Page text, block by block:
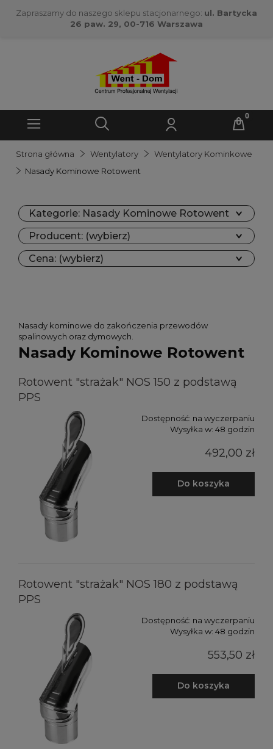
Zapraszamy do naszego sklepu stacjonarnego: ul. Bartycka
26 paw. 29, 00-716 Warszawa
Strona główna Wentylatory
Wentylatory Kominkowe
Nasady Kominowe Rotowent
Kategorie: Nasady Kominowe Rotowent
Producent: (wybierz)
Cena: (wybierz)
Nasady kominowe do zakończenia przewodów
spalinowych oraz dymowych.
Nasady Kominowe Rotowent
Rotowent "strażak" NOS 150 z podstawą
PPS
Dostępność: na wyczerpaniu
Wysyłka w: 48 godzin
492,00 zł
Do koszyka
Rotowent "strażak" NOS 180 z podstawą
PPS
Dostępność: na wyczerpaniu
Wysyłka w: 48 godzin
553,50 zł
Do koszyka